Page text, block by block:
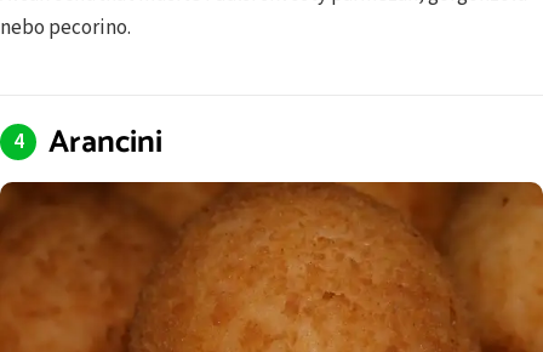
nebo pecorino.
Arancini